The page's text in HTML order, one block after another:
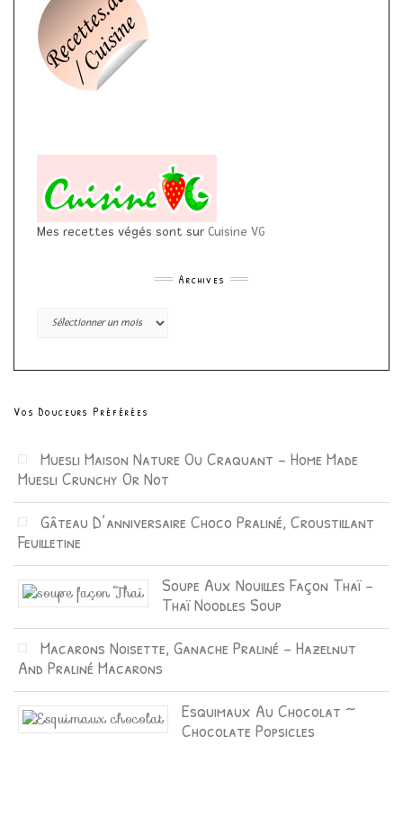
Mes recettes végés sont sur Cuisine VG
Archives
Archives
Vos Douceurs Préférées
Muesli Maison Nature Ou Craquant – Home Made
Muesli Crunchy Or Not
Gâteau D’anniversaire Choco Praliné, Croustillant
Feuilletine
Soupe Aux Nouilles Façon Thaï –
Thaï Noodles Soup
Macarons Noisette, Ganache Praliné – Hazelnut
And Praliné Macarons
Esquimaux Au Chocolat ~
Chocolate Popsicles